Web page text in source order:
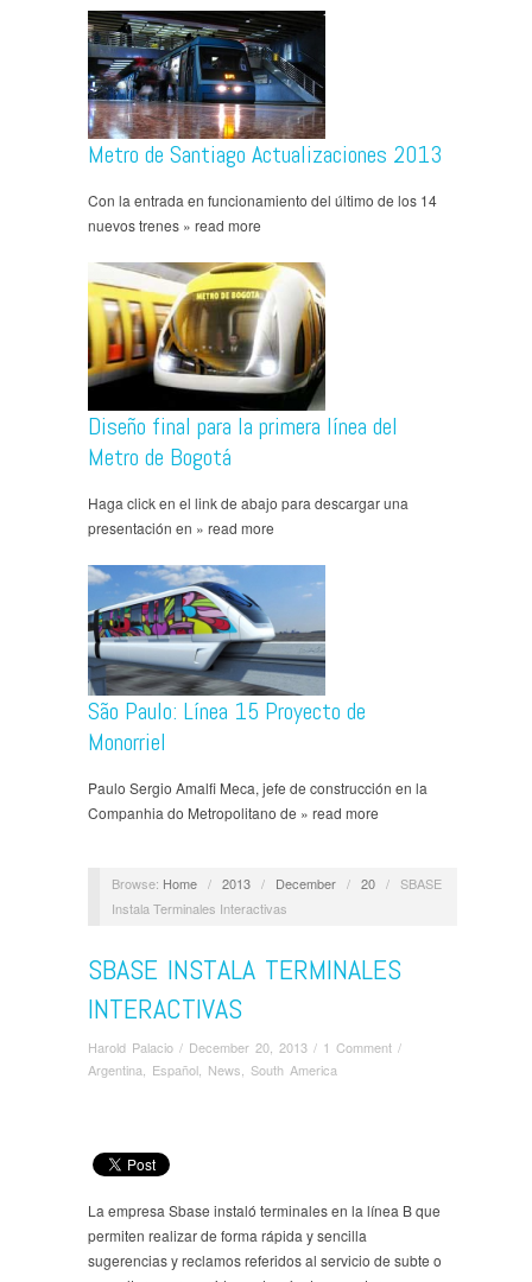
Metro de Santiago Actualizaciones 2013
Con la entrada en funcionamiento del último de los 14
nuevos trenes » read more
Diseño final para la primera línea del
Metro de Bogotá
Haga click en el link de abajo para descargar una
presentación en » read more
São Paulo: Línea 15 Proyecto de
Monorriel
Paulo Sergio Amalfi Meca, jefe de construcción en la
Companhia do Metropolitano de » read more
Browse: Home / 2013 / December / 20 / SBASE
Instala Terminales Interactivas
SBASE INSTALA TERMINALES
INTERACTIVAS
Harold Palacio / December 20, 2013 / 1 Comment /
Argentina
Español News South America
La empresa Sbase instaló terminales en la línea B que
permiten realizar de forma rápida y sencilla
sugerencias y reclamos referidos al servicio de subte o